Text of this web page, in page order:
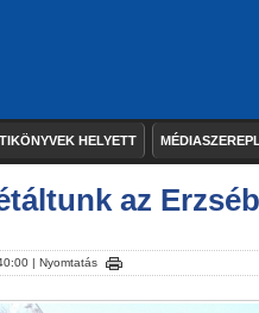
HELYETT
az
| Nyomtatás